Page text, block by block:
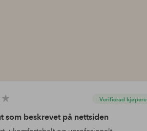
Verifierad kjøpere
som beskrevet på nettsiden